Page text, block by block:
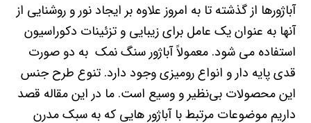
آباژورها از گذشته تا به امروز علاوه بر ایجاد نور و روشنایی از
آنها به عنوان یک عامل برای زیبایی و تزئینات دکوراسیون
استفاده می شود. معمولاً آباژور سنگ نمک به دو صورت
قدی پایه دار و انواع رومیزی وجود دارد. تنوع طرح جنس
این محصولات بی‌نظیر و وسیع است. ما در این مقاله قصد
داریم موضوعات مرتبط با آباژور هایی که به سبک مدرن